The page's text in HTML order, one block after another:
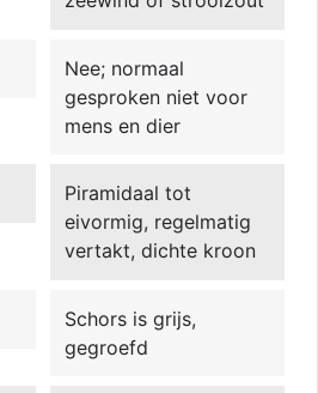
Nee; normaal
gesproken niet voor
mens en dier
Piramidaal tot
eivormig, regelmatig
vertakt, dichte kroon
Schors is grijs,
gegroefd